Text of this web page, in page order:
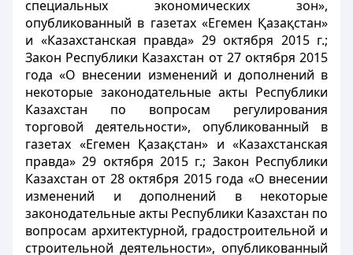
специальных экономических зон»,
опубликованный в газетах «Егемен Қазақстан»
и «Казахстанская правда» 29 октября 2015 г.;
Закон Республики Казахстан от 27 октября 2015
года «О внесении изменений и дополнений в
некоторые законодательные акты Республики
Казахстан по вопросам регулирования
торговой деятельности», опубликованный в
газетах «Егемен Қазақстан» и «Казахстанская
правда» 29 октября 2015 г.; Закон Республики
Казахстан от 28 октября 2015 года «О внесении
изменений и дополнений в некоторые
законодательные акты Республики Казахстан по
вопросам архитектурной, градостроительной и
строительной деятельности», опубликованный